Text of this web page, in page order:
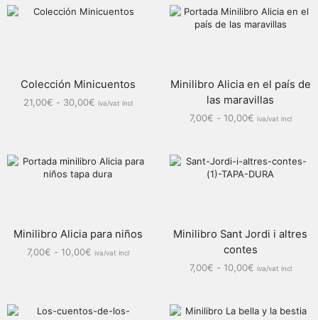
Colección Minicuentos
21,00€ - 30,00€ iva/vat incl
Minilibro Alicia en el país de
las maravillas
7,00€ - 10,00€ iva/vat incl
Minilibro Alicia para niños
7,00€ - 10,00€ iva/vat incl
Minilibro Sant Jordi i altres
contes
7,00€ - 10,00€ iva/vat incl